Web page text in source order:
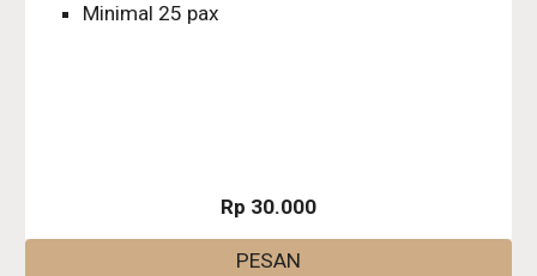
Minimal 25 pax
Rp 30.000
PESAN